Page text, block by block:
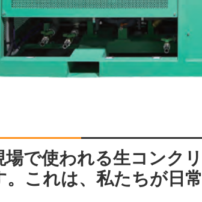
場で使われる生コンク
。これは、私たちが日